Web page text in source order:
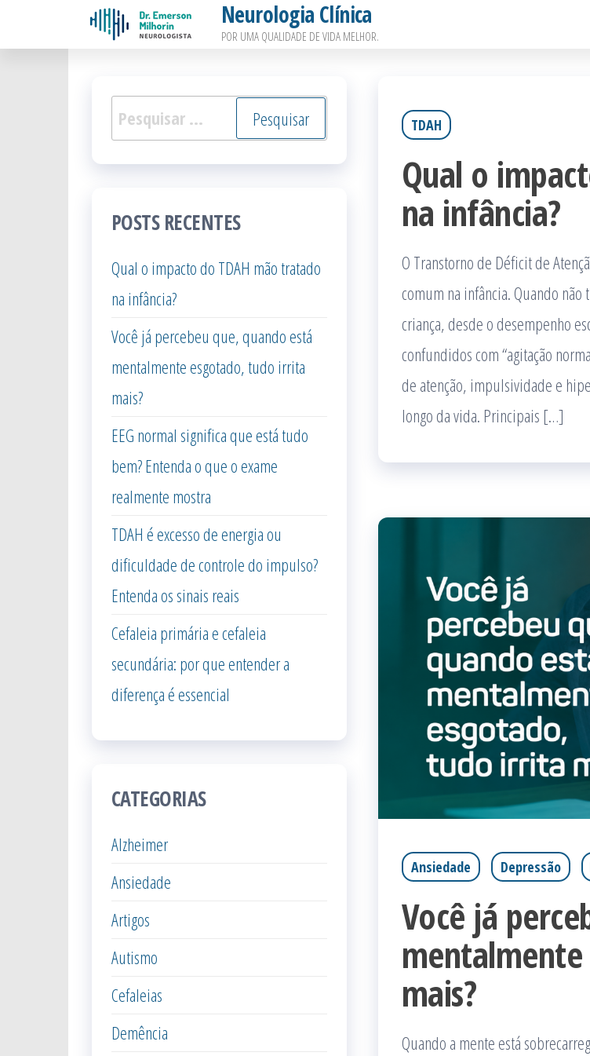
para
Neurologia Clínica
POR UMA QUALIDADE DE VIDA MELHOR.
TDAH
Qual o
na infância?
O Transtorno de Déficit de
comum na infância. Quando
criança, desde o desempenho
confundidos com “agitação
de atenção, impulsividade e
longo da vida. Principais […]
Ansiedade Depressão
Você já
mais?
Quando a mente está
Pesquisar
por:
POSTS RECENTES
Qual o impacto do TDAH mão tratado
na infância?
Você já percebeu que, quando está
mentalmente esgotado, tudo irrita
mais?
EEG normal significa que está tudo
bem? Entenda o que o exame
realmente mostra
TDAH é excesso de energia ou
dificuldade de controle do impulso?
Entenda os sinais reais
Cefaleia primária e cefaleia
secundária: por que entender a
diferença é essencial
CATEGORIAS
Alzheimer
Ansiedade
Artigos
Autismo
Cefaleias
Demência